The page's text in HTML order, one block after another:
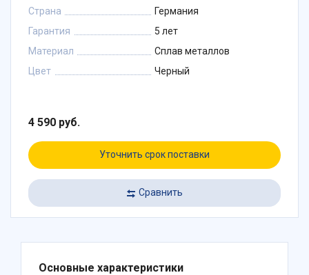
Страна
Германия
Гарантия
5 лет
Материал
Сплав металлов
Цвет
Черный
4 590 руб.
Уточнить срок поставки
Сравнить
Основные характеристики